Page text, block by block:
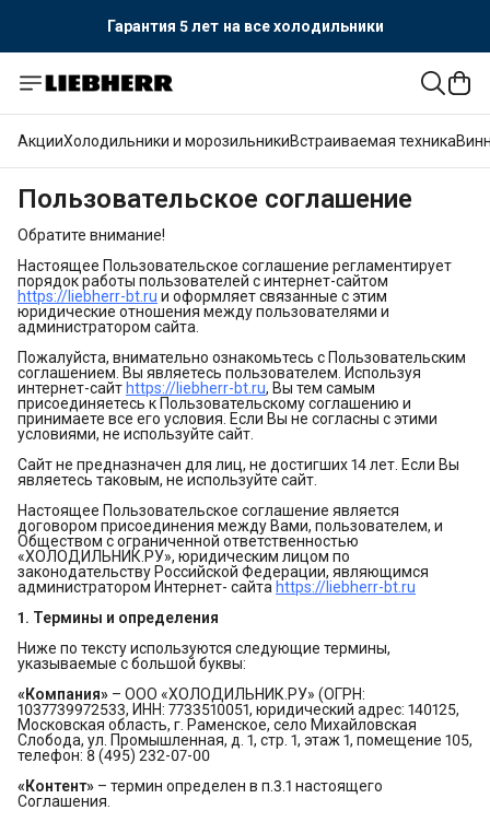
Гарантия 5 лет на все холодильники
Официальный поставщик LIEBHERR
на все холодильники
АкцииХолодильники и морозильникиВстраиваемая техника
Пользовательское соглашение
Обратите внимание!
Настоящее Пользовательское соглашение регламентирует
порядок работы пользователей с интернет-сайтом
https://liebherr-bt.ru и оформляет связанные с этим
юридические отношения между пользователями и
администратором сайта.
Пожалуйста, внимательно ознакомьтесь с Пользовательским
соглашением. Вы являетесь пользователем. Используя
интернет-сайт https://liebherr-bt.ru, Вы тем самым
присоединяетесь к Пользовательскому соглашению и
принимаете все его условия. Если Вы не согласны с этими
условиями, не используйте сайт.
Сайт не предназначен для лиц, не достигших 14 лет. Если Вы
являетесь таковым, не используйте сайт.
Настоящее Пользовательское соглашение является
договором присоединения между Вами, пользователем, и
Обществом с ограниченной ответственностью
«ХОЛОДИЛЬНИК.РУ», юридическим лицом по
законодательству Российской Федерации, являющимся
администратором Интернет- сайта https://liebherr-bt.ru
1. Термины и определения
Ниже по тексту используются следующие термины,
указываемые с большой буквы:
«Компания» – ООО «ХОЛОДИЛЬНИК.РУ» (ОГРН:
1037739972533, ИНН: 7733510051, юридический адрес: 140125,
Московская область, г. Раменское, село Михайловская
Слобода, ул. Промышленная, д. 1, стр. 1, этаж 1, помещение 105,
телефон: 8 (495) 232-07-00
«Контент» – термин определен в п.3.1 настоящего
Соглашения.